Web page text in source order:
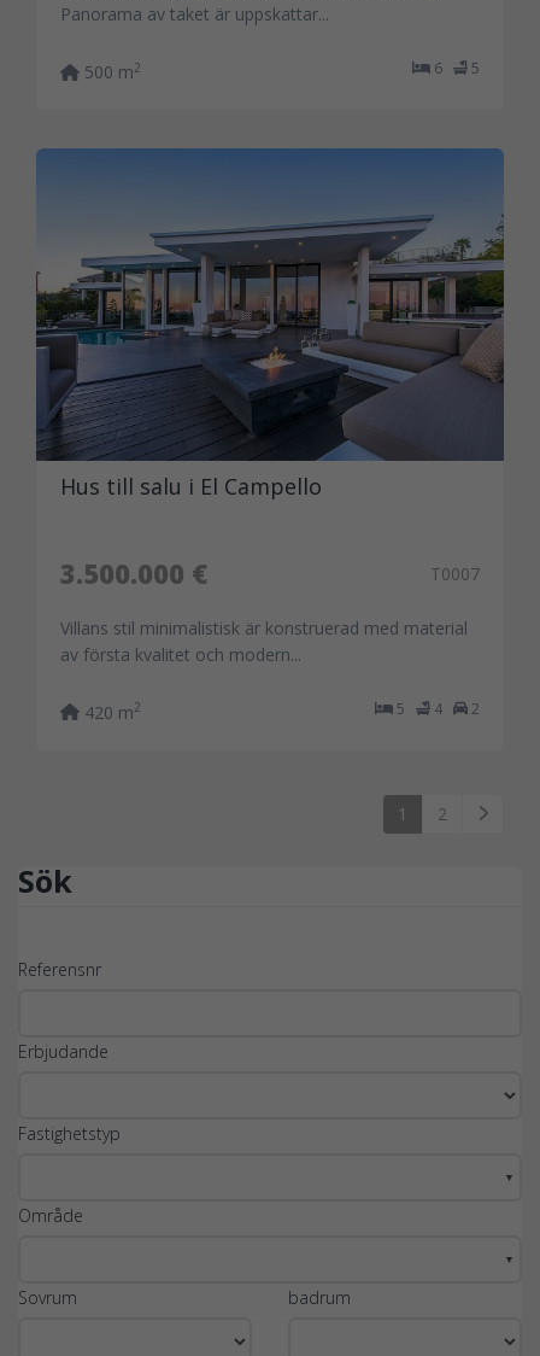
Panorama av taket är uppskattar...
6 5
500 m2
Hus till salu i El Campello
3.500.000 € T0007
Villans stil minimalistisk är konstruerad med material
av första kvalitet och modern...
5 4 2
420 m2
1 2
Sök
Referensnr
Erbjudande
Fastighetstyp
▼
Område
▼
Sovrum badrum